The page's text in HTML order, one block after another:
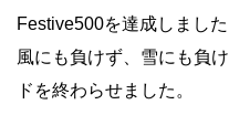
Festive500を達成しました
風にも負けず、雪にも負
ドを終わらせました。